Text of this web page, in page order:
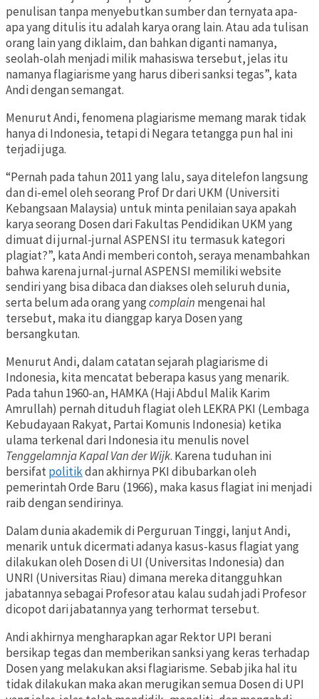
penulisan tanpa menyebutkan sumber dan ternyata apa-
apa yang ditulis itu adalah karya orang lain. Atau ada tulisan
orang lain yang diklaim, dan bahkan diganti namanya,
seolah-olah menjadi milik mahasiswa tersebut, jelas itu
namanya flagiarisme yang harus diberi sanksi tegas”, kata
Andi dengan semangat.
Menurut Andi, fenomena plagiarisme memang marak tidak
hanya di Indonesia, tetapi di Negara tetangga pun hal ini
terjadi juga.
“Pernah pada tahun 2011 yang lalu, saya ditelefon langsung
dan di-emel oleh seorang Prof Dr dari UKM (Universiti
Kebangsaan Malaysia) untuk minta penilaian saya apakah
karya seorang Dosen dari Fakultas Pendidikan UKM yang
dimuat di jurnal-jurnal ASPENSI itu termasuk kategori
plagiat?”, kata Andi memberi contoh, seraya menambahkan
bahwa karena jurnal-jurnal ASPENSI memiliki website
sendiri yang bisa dibaca dan diakses oleh seluruh dunia,
serta belum ada orang yangcomplain mengenai hal
tersebut, maka itu dianggap karya Dosen yang
bersangkutan.
Menurut Andi, dalam catatan sejarah plagiarisme di
Indonesia, kita mencatat beberapa kasus yang menarik.
Pada tahun 1960-an, HAMKA (Haji Abdul Malik Karim
Amrullah) pernah dituduh flagiat oleh LEKRA PKI (Lembaga
Kebudayaan Rakyat, Partai Komunis Indonesia) ketika
ulama terkenal dari Indonesia itu menulis novel
Tenggelamnja Kapal Van der Wijk. Karena tuduhan ini
bersifatpolitikdan akhirnya PKI dibubarkan oleh
pemerintah Orde Baru (1966), maka kasus flagiat ini menjadi
raib dengan sendirinya.
Dalam dunia akademik di Perguruan Tinggi, lanjut Andi,
menarik untuk dicermati adanya kasus-kasus flagiat yang
dilakukan oleh Dosen di UI (Universitas Indonesia) dan
UNRI (Universitas Riau) dimana mereka ditangguhkan
jabatannya sebagai Profesor atau kalau sudah jadi Profesor
dicopot dari jabatannya yang terhormat tersebut.
Andi akhirnya mengharapkan agar Rektor UPI berani
bersikap tegas dan memberikan sanksi yang keras terhadap
Dosen yang melakukan aksi flagiarisme. Sebab jika hal itu
tidak dilakukan maka akan merugikan semua Dosen di UPI